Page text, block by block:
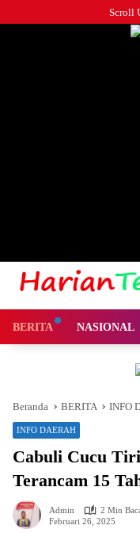
ke
Scroll
BERITA NASIONAL
Beranda BERITA INFO
INFO DAERAH
Cabuli Cucu
Terancam 15
Admin
2 Min
Februari 26, 2025